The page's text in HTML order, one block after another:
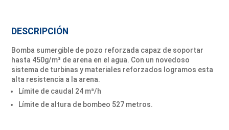
DESCRIPCIÓN
Bomba sumergible de pozo reforzada capaz de soportar
hasta 450g/m³ de arena en el agua. Con un novedoso
sistema de turbinas y materiales reforzados logramos esta
alta resistencia a la arena.
Límite de caudal 24 m³/h
Límite de altura de bombeo 527 metros.